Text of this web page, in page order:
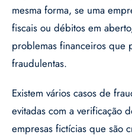
mesma forma, se uma
fiscais ou débitos em
problemas financeiros que
fraudulentas.
Existem vários casos de
evitadas com a verificação
empresas fictícias que são